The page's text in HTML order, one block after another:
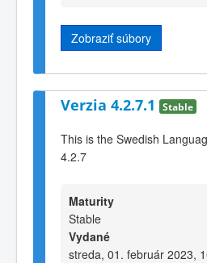
Zobraziť súbory
Verzia 4.2.7.1 Stable
This is the Swedish
4.2.7
Maturity
Stable
Vydané
streda, 01. február 2023,